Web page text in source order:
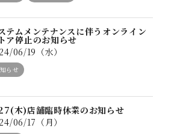
テムメンテナンスに伴うオンライン
ア停止のお知らせ
06/19（水）
らせ
木)店舗臨時休業のお知らせ
06/17（月）